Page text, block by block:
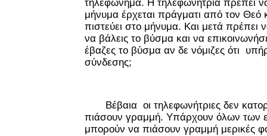
τηλεφώνημα. Η τηλεφωνήτρια πρέπει να
μήνυμα έρχεται πράγματι από τον Θεό
πιστεύει στο μήνυμα. Και μετά πρέπει
να βάλεις το βύσμα και να
έβαζες το βύσμα αν δε νόμιζες ότι
σύνδεσης;
Βέβαια οι τηλεφωνήτριες δεν
πιάσουν γραμμή. Υπάρχουν όλων των
μπορούν να πιάσουν γραμμή μερικές